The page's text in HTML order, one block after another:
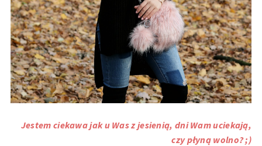
Jestem ciekawa jak u Was z jesienią, dni Wam uciekają,
czy płyną wolno? ;)